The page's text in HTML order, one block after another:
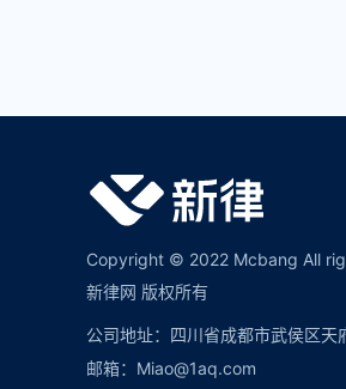
Copyright © 2022 Mcbang All
新律网 版权所有
公司地址：四川省成都市武侯区天
邮箱：Miao@1aq.com